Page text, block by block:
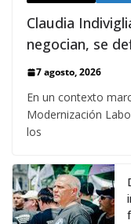
Claudia
negocian, se
7 agosto, 2026
En un contexto
Modernización
los